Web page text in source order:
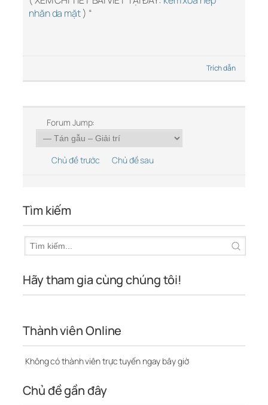
nhăn da mặt) “
Trích dẫn
Forum Jump:
Chủ đề trước Chủ đề sau
Tìm kiếm
Hãy tham gia cùng chúng tôi!
Thành viên Online
Không có thành viên trực tuyến ngay bây giờ
Chủ đề gần đây